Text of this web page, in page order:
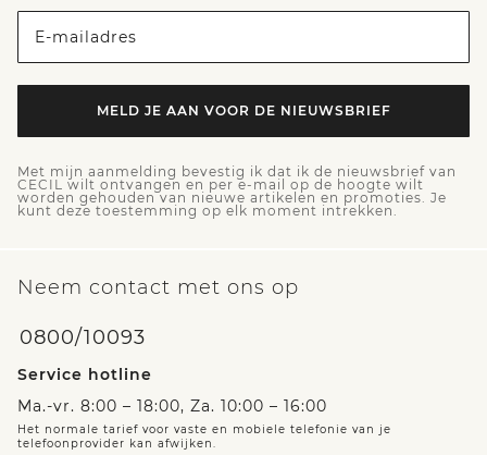
E-mailadres
MELD JE AAN VOOR DE NIEUWSBRIEF
Met mijn aanmelding bevestig ik dat ik de nieuwsbrief van
CECIL wilt ontvangen en per e-mail op de hoogte wilt
worden gehouden van nieuwe artikelen en promoties. Je
kunt deze toestemming op elk moment intrekken.
Neem contact met ons op
0800/10093
Service hotline
Ma.-vr. 8:00 – 18:00, Za. 10:00 – 16:00
Het normale tarief voor vaste en mobiele telefonie van je
telefoonprovider kan afwijken.